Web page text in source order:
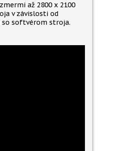
až 2800 x 2100
v závislosti od
so softvérom stroja.